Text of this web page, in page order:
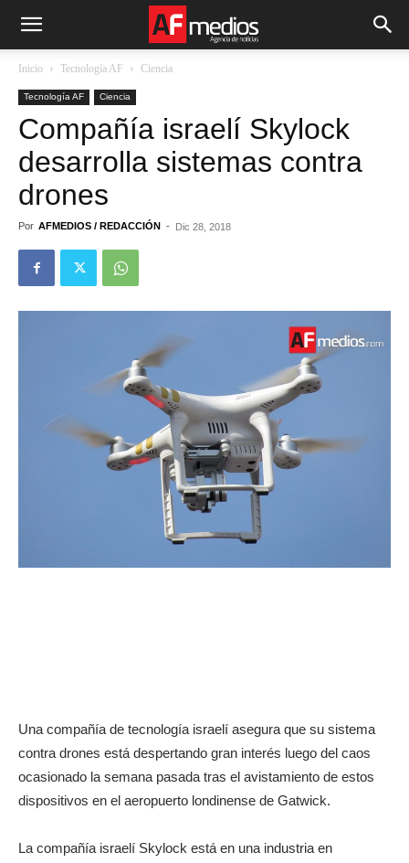
Inicio Tecnología AF Ciencia
Tecnología AF Ciencia
Compañía israelí Skylock
desarrolla sistemas contra
drones
Por AFMEDIOS / REDACCIÓN - Dic 28, 2018
Una compañía de tecnología israelí asegura que su sistema
contra drones está despertando gran interés luego del caos
ocasionado la semana pasada tras el avistamiento de estos
dispositivos en el aeropuerto londinense de Gatwick.
La compañía israelí Skylock está en una industria en